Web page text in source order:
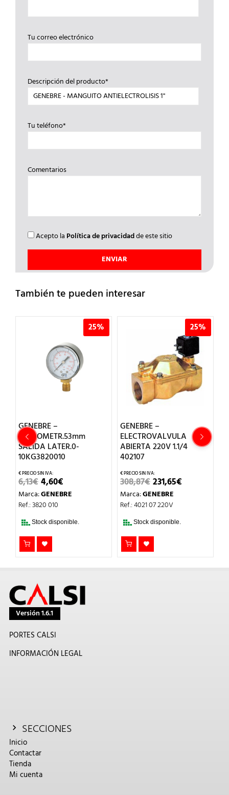
Tu correo electrónico
Descripción del producto*
Tu teléfono*
Comentarios
Acepto la Política de privacidadde este sitio
También te pueden interesar
25%
GENEBRE –
MANOMETR.53mm
SALIDA LATER.0-
10KG3820010
6,13€EL
PRECIO
ORIGINAL
ERA:
4,60€PRECIO
ACTUAL
Marca:GENEBRE
Ref.: 3820 010
Stock disponible.
25%
GENEBRE –
ELECTROVALVULA
ABIERTA 220V 1.1/4
402107
308,87€EL
PRECIO
ORIGINAL
ERA:
231,65€
Marca:GENEBRE
Ref.: 4021 07 220V
Stock disponible.
Versión 1.6.1
PORTES CALSI
INFORMACIÓN LEGAL
SECCIONES
Inicio
Contactar
Tienda
Mi cuenta